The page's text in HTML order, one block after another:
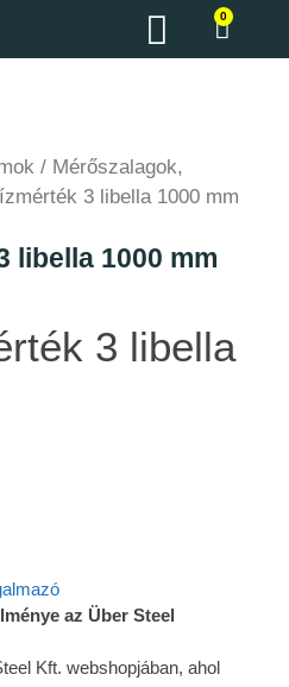
0
/ Mérőszalagok,
3 libella 1000 mm
libella 1000 mm
3 libella
az Über Steel
Kft. webshopjában, ahol